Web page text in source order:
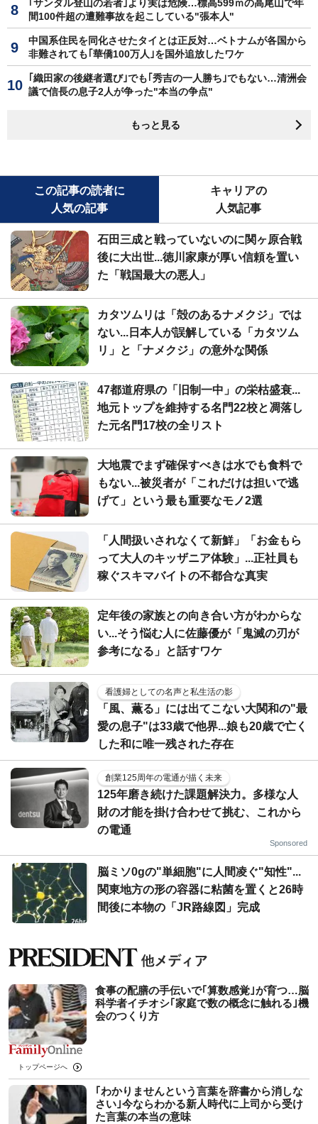
｢サンダル登山の若者｣より実は危険…標高599ｍの高尾山で年
間100件超の遭難事故を起こしている"張本人"
中国系住民を同化させたタイとは正反対…ベトナムが各国から
非難されても｢華僑100万人｣を国外追放したワケ
｢織田家の後継者選び｣でも｢秀吉の一人勝ち｣でもない…清洲会
議で信長の息子2人が争った"本当の争点"
もっと見る
この記事の読者に
人気の記事
キャリアの
人気記事
石田三成と戦っていないのに関ヶ原合戦
後に大出世...徳川家康が厚い信頼を置い
た「戦国最大の悪人」
カタツムリは「殻のあるナメクジ」では
ない...日本人が誤解している「カタツム
リ」と「ナメクジ」の意外な関係
47都道府県の「旧制一中」の栄枯盛衰...
地元トップを維持する名門22校と凋落し
た元名門17校の全リスト
大地震でまず確保すべきは水でも食料で
もない...被災者が「これだけは担いで逃
げて」という最も重要なモノ2選
「人間扱いされなくて新鮮」「お金もら
って大人のキッザニア体験」...正社員も
稼ぐスキマバイトの不都合な真実
定年後の家族との向き合い方がわからな
い...そう悩む人に佐藤優が「鬼滅の刃が
参考になる」と話すワケ
看護婦としての名声と私生活の影
「風、薫る」には出てこない大関和の"最
愛の息子"は33歳で他界...娘も20歳で亡く
した和に唯一残された存在
創業125周年の電通が描く未来
125年磨き続けた課題解決力。多様な人
財の才能を掛け合わせて挑む、これから
の電通
Sponsored
脳ミソ0gの"単細胞"に人間凌ぐ"知性"...
関東地方の形の容器に粘菌を置くと26時
間後に本物の「JR路線図」完成
食事の配膳の手伝いで｢算数感覚｣が育つ…脳
科学者イチオシ｢家庭で数の概念に触れる｣機
会のつくり方
トップページへ
｢わかりませんという言葉を辞書から消しな
さい｣今ならわかる新人時代に上司から受け
た言葉の本当の意味